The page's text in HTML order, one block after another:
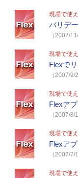
現場で使
バリデ
（2007/
現場で使
Flexで
（2007/9/
現場で使
Flexア
（2007/8/
現場で使
Flexア
（2007/7/
現場で使